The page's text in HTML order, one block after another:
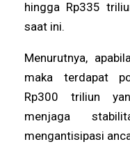
hingga Rp335
saat ini.
Menurutnya,
maka terdapat
Rp300 triliun
menjaga
mengantisipasi